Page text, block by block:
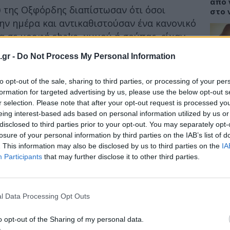
- Do Not Process My Personal Information
opt-out of the sale, sharing to third parties, or processing of your
for targeted advertising by us, please use the below opt-out
selection. Please note that after your opt-out request is processed
interest-based ads based on personal information utilized by us
to third parties prior to your opt-out. You may separately
of your personal information by third parties on the IAB’s list of
This information may also be disclosed by us to third parties on the
Participants that may further disclose it to other third parties.
Data Processing Opt Outs
opt-out of the Sharing of my personal data.
Οξφόρδης διαπίστωσαν ότι όσοι
ημέρα και αντικαθιστούσαν ένα κανονικό
σε μορφή shake, χυμού ή σούπας, είχαν
από άλλους που έκαναν άλλη
του κινδύνου εμφάνισης καρδιακών
και διαβήτη.
να έρχονται σε αντίθεση με
που αδυνατίζουν γρήγορα είναι
χαμένα κιλά, μόλις σταματήσουν την
νέα ευρήματα, διαπιστώθηκε ότι οι
δίαιτα, σημείωσαν θεαματική
να διατηρήσουν την ανανεωμένη
στο
στα